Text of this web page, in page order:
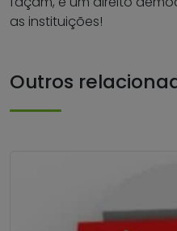
as instituições!
Outros